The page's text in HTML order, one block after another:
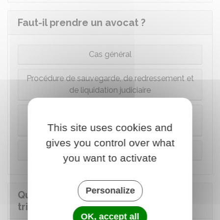
Faut-il prendre un avocat ?
Cas général
Procédure de sauvegarde, de redressement et
de liquidation judiciaire
commerce et des sociétés
Quelle est la procédure devant le
tribunal de commerce ?
This site uses cookies and
gives you control over what
you want to activate
Personalize
OK, accept all